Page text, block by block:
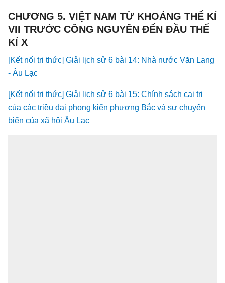
CHƯƠNG 5. VIỆT NAM TỪ KHOẢNG THẾ KỈ
VII TRƯỚC CÔNG NGUYÊN ĐẾN ĐẦU THẾ
KỈ X
[Kết nối tri thức] Giải lịch sử 6 bài 14: Nhà nước Văn Lang
- Âu Lạc
[Kết nối tri thức] Giải lịch sử 6 bài 15: Chính sách cai trị
của các triều đại phong kiến phương Bắc và sự chuyển
biến của xã hội Âu Lạc